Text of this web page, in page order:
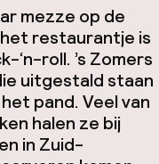
mezze op de
restaurantje is
‘n-roll. ’s Zomers
uitgestald staan
pand. Veel van
halen ze bij
in Zuid-